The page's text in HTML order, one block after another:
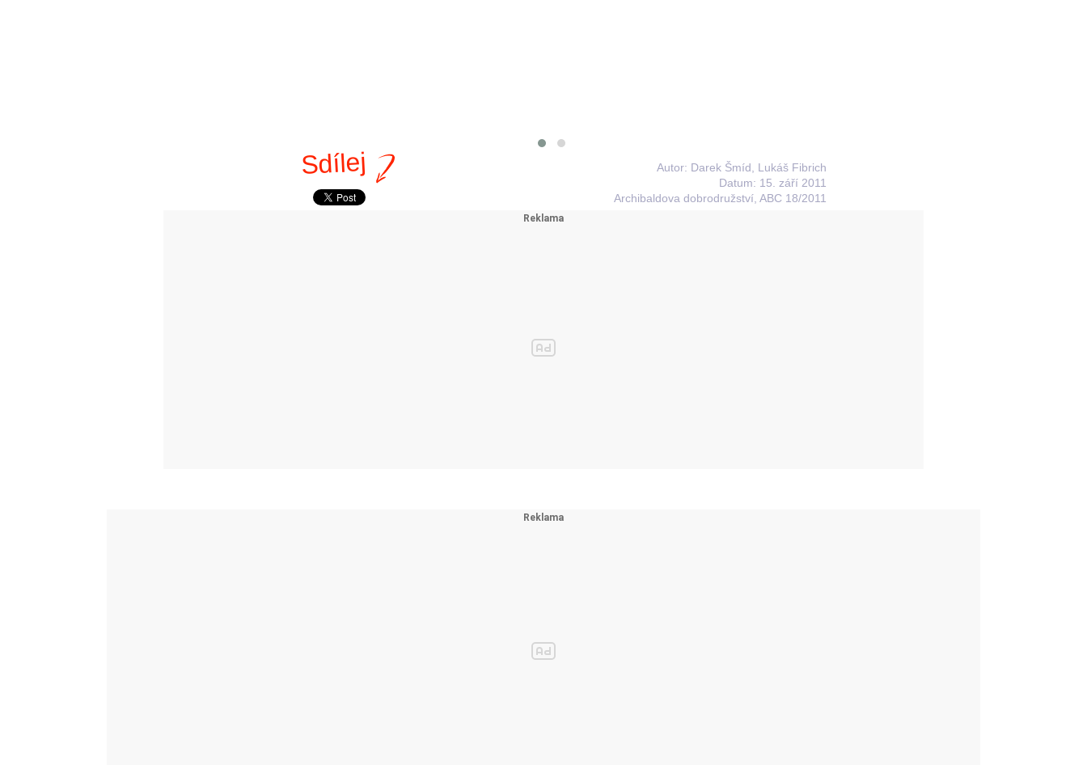
Sdílej
Autor: Darek Šmíd, Lukáš Fibrich
Datum: 15. září 2011
Archibaldova dobrodružství, ABC 18/2011